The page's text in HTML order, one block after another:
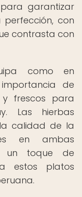
garantizar
con
contrasta con
como en
de
y frescos para
Las hierbas
calidad de la
en ambas
un toque de
estos platos